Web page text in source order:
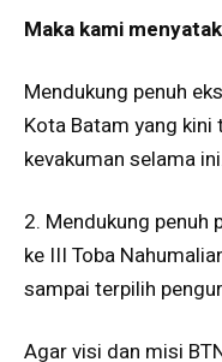
Maka kami
Mendukung penuh
Kota Batam yang
kevakuman selama
2. Mendukung penuh
ke III Toba
sampai terpilih
Agar visi dan misi